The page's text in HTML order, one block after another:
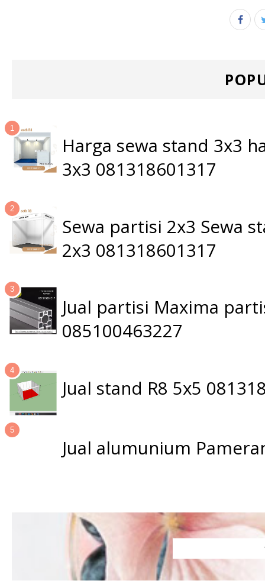
Harga sewa stand 3x3
3x3 081318601317
Sewa partisi 2x3 Sewa
2x3 081318601317
Jual partisi Maxima
085100463227
Jual stand R8 5x5
Jual alumunium